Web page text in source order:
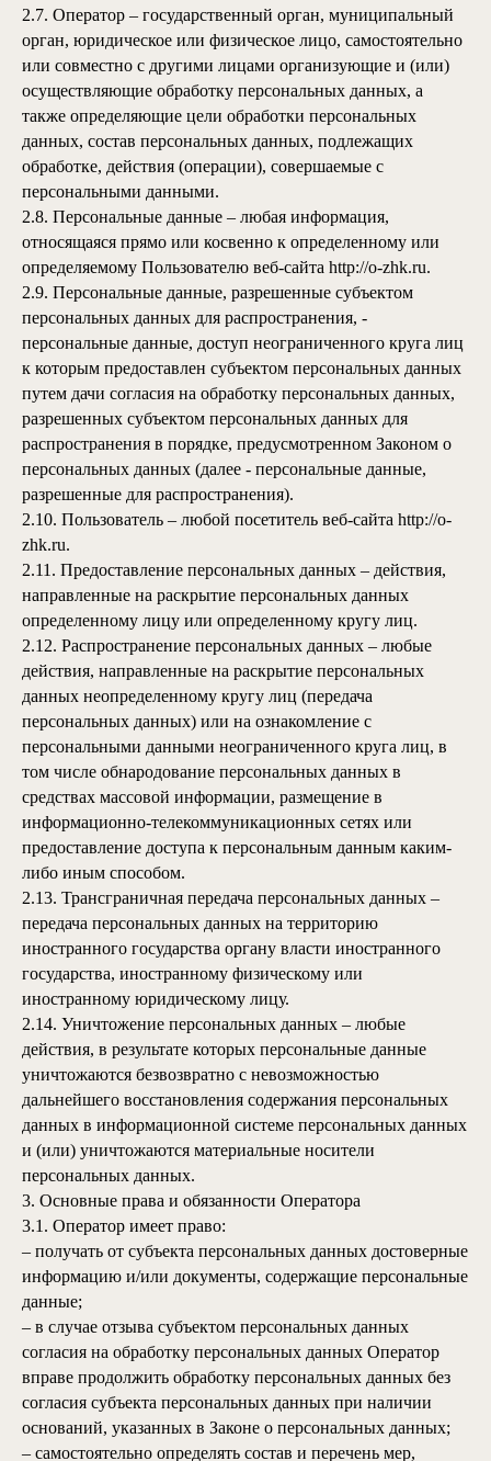
2.7. Оператор – государственный орган, муниципальный
орган, юридическое или физическое лицо, самостоятельно
или совместно с другими лицами организующие и (или)
осуществляющие обработку персональных данных, а
также определяющие цели обработки персональных
данных, состав персональных данных, подлежащих
обработке, действия (операции), совершаемые с
персональными данными.
2.8. Персональные данные – любая информация,
относящаяся прямо или косвенно к определенному или
определяемому Пользователю веб-сайта http://o-zhk.ru.
2.9. Персональные данные, разрешенные субъектом
персональных данных для распространения, -
персональные данные, доступ неограниченного круга лиц
к которым предоставлен субъектом персональных данных
путем дачи согласия на обработку персональных данных,
разрешенных субъектом персональных данных для
распространения в порядке, предусмотренном Законом о
персональных данных (далее - персональные данные,
разрешенные для распространения).
2.10. Пользователь – любой посетитель веб-сайта http://o-
zhk.ru.
2.11. Предоставление персональных данных – действия,
направленные на раскрытие персональных данных
определенному лицу или определенному кругу лиц.
2.12. Распространение персональных данных – любые
действия, направленные на раскрытие персональных
данных неопределенному кругу лиц (передача
персональных данных) или на ознакомление с
персональными данными неограниченного круга лиц, в
том числе обнародование персональных данных в
средствах массовой информации, размещение в
информационно-телекоммуникационных сетях или
предоставление доступа к персональным данным каким-
либо иным способом.
2.13. Трансграничная передача персональных данных –
передача персональных данных на территорию
иностранного государства органу власти иностранного
государства, иностранному физическому или
иностранному юридическому лицу.
2.14. Уничтожение персональных данных – любые
действия, в результате которых персональные данные
уничтожаются безвозвратно с невозможностью
дальнейшего восстановления содержания персональных
данных в информационной системе персональных данных
и (или) уничтожаются материальные носители
персональных данных.
3. Основные права и обязанности Оператора
3.1. Оператор имеет право:
– получать от субъекта персональных данных достоверные
информацию и/или документы, содержащие персональные
данные;
– в случае отзыва субъектом персональных данных
согласия на обработку персональных данных Оператор
вправе продолжить обработку персональных данных без
согласия субъекта персональных данных при наличии
оснований, указанных в Законе о персональных данных;
– самостоятельно определять состав и перечень мер,